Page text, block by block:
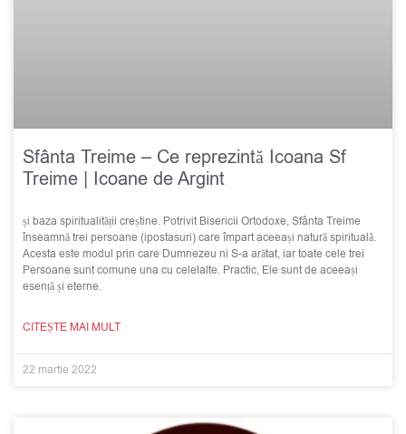
Sfânta Treime – Ce reprezintă Icoana Sf
Treime | Icoane de Argint
și baza spiritualității creștine. Potrivit Bisericii Ortodoxe, Sfânta Treime
înseamnă trei persoane (ipostasuri) care împart aceeași natură spirituală.
Acesta este modul prin care Dumnezeu ni S-a arătat, iar toate cele trei
Persoane sunt comune una cu celelalte. Practic, Ele sunt de aceeași
esență și eterne.
CITEȘTE MAI MULT
22 martie 2022